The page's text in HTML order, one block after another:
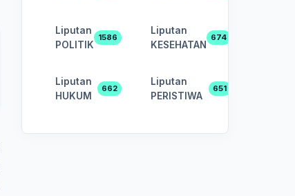
Liputan
POLITIK
1586
Liputan
KESEHATAN
674
Liputan
HUKUM
662
Liputan
PERISTIWA
651